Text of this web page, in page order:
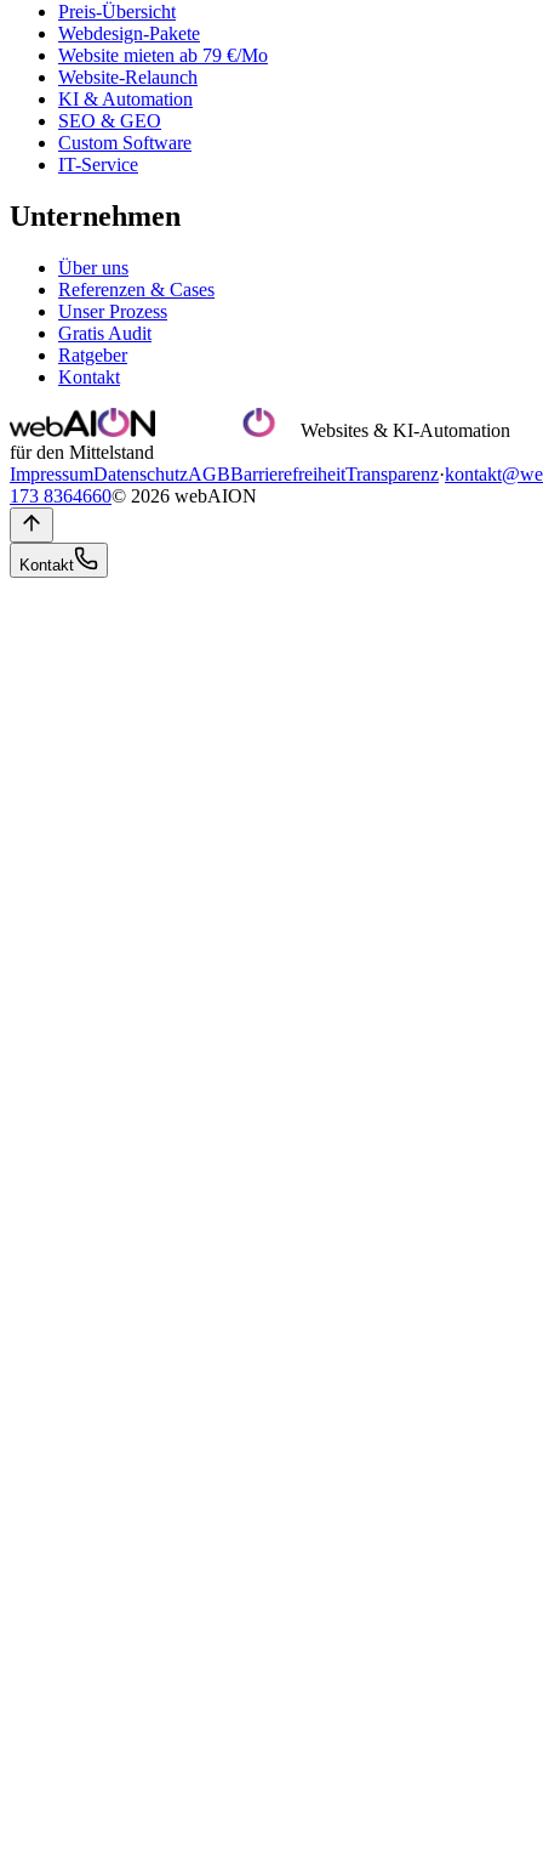
Preis-Übersicht
Webdesign-Pakete
Website mieten ab 79 €/Mo
Website-Relaunch
KI & Automation
SEO & GEO
Custom Software
IT-Service
Unternehmen
Über uns
Referenzen & Cases
Unser Prozess
Gratis Audit
Ratgeber
Kontakt
Websites & KI-Automation
für den Mittelstand
ImpressumDatenschutzAGBBarrierefreiheitTransparenz·
173 8364660© 2026 webAION
Kontakt